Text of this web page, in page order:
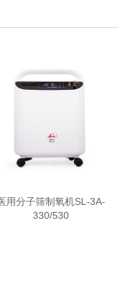
用分子筛制氧机SL-3A-
330/530